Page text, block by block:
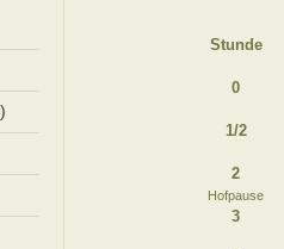
Stunde
0
1/2
2
Hofpause
3